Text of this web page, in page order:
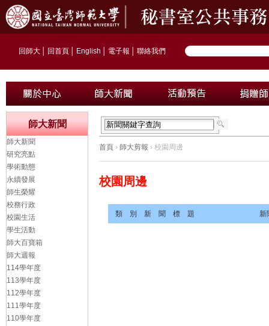
回師大 回首頁 English 電子報 聯絡我們
首頁 › 師大剪報 › 校園周邊
校園周邊
類 別 新 聞 標 題 新
師大新聞
師大新聞
研究亮點
學術動態
永續發展
師生榮耀
校務行政
校園生活
學生活動
師大百寶箱
師大週報
114學年度
113學年度
112學年度
111學年度
110學年度